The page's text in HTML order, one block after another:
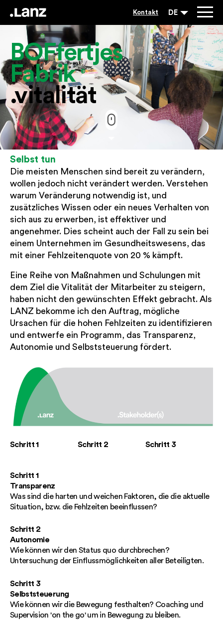
Kontakt DE
BOFfertjes
Fabrik®
.vitalität
Selbst tun
Die meisten Menschen sind bereit zu verändern,
wollen jedoch nicht verändert werden. Verstehen
warum Veränderung notwendig ist, und
zusätzliches Wissen oder ein neues Verhalten von
sich aus zu erwerben, ist effektiver und
angenehmer. Dies scheint auch der Fall zu sein bei
einem Unternehmen im Gesundheitswesens, das
mit einer Fehlzeitenquote von 20 % kämpft.
Eine Reihe von Maßnahmen und Schulungen mit
dem Ziel die Vitalität der Mitarbeiter zu steigern,
haben nicht den gewünschten Effekt gebracht. Als
LANZ bekomme ich den Auftrag, mögliche
Ursachen für die hohen Fehlzeiten zu identifizieren
und entwerfe ein Programm, das Transparenz,
Autonomie und Selbststeuerung fördert.
Schritt 1 Schritt 2 Schritt 3
Schritt 1
Transparenz
Was sind die harten und weichen Faktoren, die die aktuelle
Situation, bzw. die Fehlzeiten beeinflussen?
Schritt 2
Autonomie
Wie können wir den Status quo durchbrechen?
Untersuchung der Einflussmöglichkeiten aller Beteiligten.
Schritt 3
Selbststeuerung
Wie können wir die Bewegung festhalten? Coaching und
Supervision 'on the go' um in Bewegung zu bleiben.